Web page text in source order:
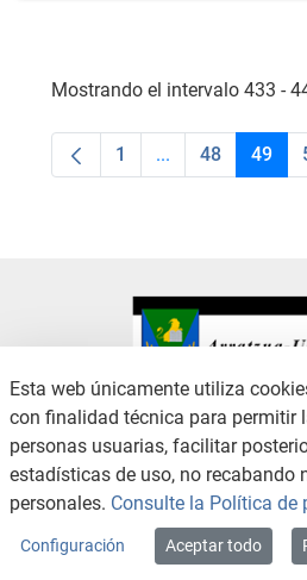
Mostrando el intervalo 433 -
Página
1 ...PáginasPágina
48 49
CONTACTO
CANAL DE DENUNCIAS
POLÍTICA DE COOKIES
Copyright © 2026 / Excmo. arratzua |
Esta web únicamente utiliza
con finalidad técnica para permitir
personas usuarias, facilitar
estadísticas de uso, no recabando
personales. Consulte la Política de
Configuración Aceptar todo